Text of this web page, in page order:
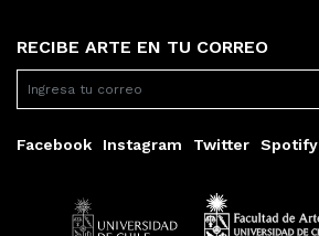
RECIBE ARTE EN TU CORREO
Facebook Instagram Twitter Spotify